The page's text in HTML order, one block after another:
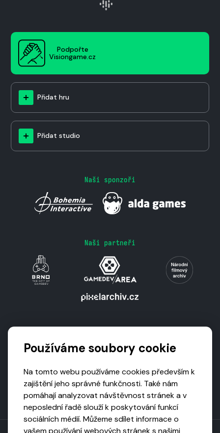
Podpořte
Visiongame.cz
Přidat hru
Přidat studio
Naši sponzoři
Naši partneři
Používáme soubory cookie
Na tomto webu používáme cookies především k
zajištění jeho správné funkčnosti. Také nám
pomáhají analyzovat návštěvnost stránek a v
neposlední řadě slouží k poskytování funkcí
sociálních médií. Můžeme sdílet informace o
vašem používání webových stránek s našimi